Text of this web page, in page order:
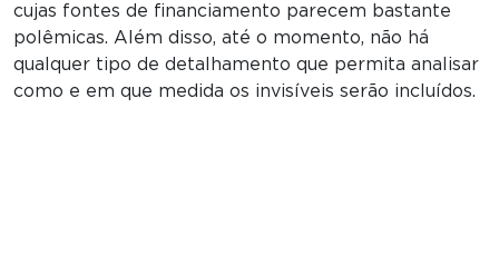
cujas fontes de financiamento parecem bastante
polêmicas. Além disso, até o momento, não há
qualquer tipo de detalhamento que permita analisar
como e em que medida os invisíveis serão incluídos.